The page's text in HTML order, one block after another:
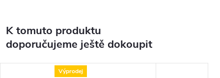
K tomuto produktu
doporučujeme ještě dokoupit
Výprodej